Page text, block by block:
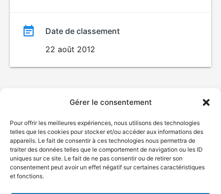
Gérer le consentement
Pour offrir les meilleures expériences, nous utilisons des technologies
telles que les cookies pour stocker et/ou accéder aux informations des
appareils. Le fait de consentir à ces technologies nous permettra de
traiter des données telles que le comportement de navigation ou les ID
uniques sur ce site. Le fait de ne pas consentir ou de retirer son
consentement peut avoir un effet négatif sur certaines caractéristiques
et fonctions.
Date de classement
22 août 2012